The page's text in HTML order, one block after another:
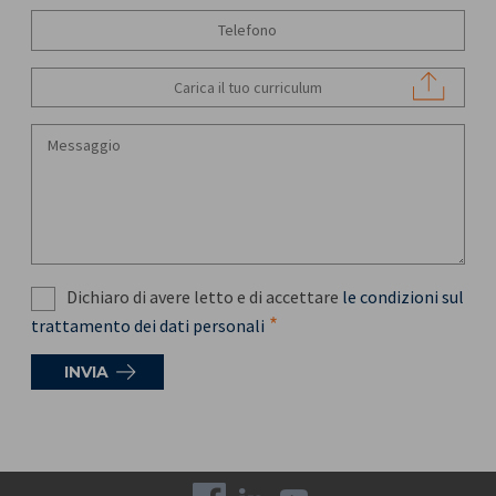
Carica il tuo curriculum
Dichiaro di avere letto e di accettare le condizioni sul
trattamento dei dati personali